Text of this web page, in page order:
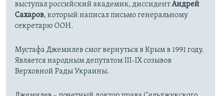
выступал российский академик, диссидентАндрей
Сахаров, который написал письмо генеральному
секретарю ООН.
Мустафа Джемилев смог вернуться в Крым в 1991 году.
Является народным депутатом III-IX созывов
Верховной Рады Украины.